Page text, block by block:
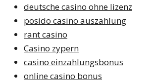
deutsche casino ohne lizenz
posido casino auszahlung
rant casino
Casino zypern
casino einzahlungsbonus
online casino bonus